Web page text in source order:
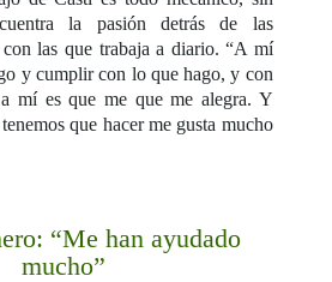
la pasión detrás de las
con las que trabaja a diario. “A mí
y cumplir con lo que hago, y con
mí es que me que me alegra. Y
que hacer me gusta mucho
“Me han ayudado
mucho”